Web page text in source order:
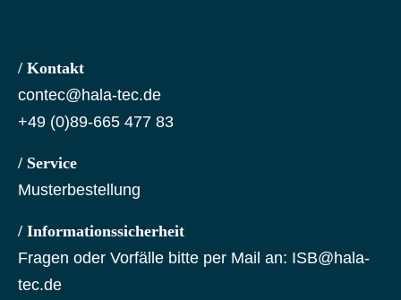
/ Kontakt
contec@hala-tec.de
+49 (0)89-665 477 83
/ Service
Musterbestellung
/ Informationssicherheit
Fragen oder Vorfälle bitte per Mail an: ISB@hala-
tec.de